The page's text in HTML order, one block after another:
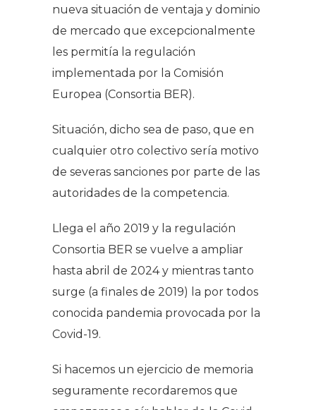
nueva situación de ventaja y dominio
de mercado que excepcionalmente
les permitía la regulación
implementada por la Comisión
Europea (Consortia BER).
Situación, dicho sea de paso, que en
cualquier otro colectivo sería motivo
de severas sanciones por parte de las
autoridades de la competencia.
Llega el año 2019 y la regulación
Consortia BER se vuelve a ampliar
hasta abril de 2024 y mientras tanto
surge (a finales de 2019) la por todos
conocida pandemia provocada por la
Covid-19.
Si hacemos un ejercicio de memoria
seguramente recordaremos que